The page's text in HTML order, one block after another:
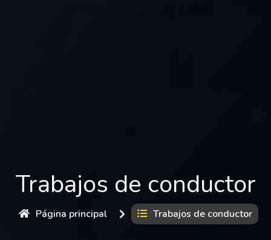
Trabajos de conductor
Página principal Trabajos de conductor